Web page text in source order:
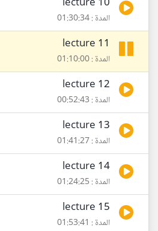
المدة : 01:30:34
lecture 11
المدة : 01:10:00
lecture 12
المدة : 00:52:43
lecture 13
المدة : 01:41:27
lecture 14
المدة : 01:24:25
lecture 15
المدة : 01:53:41